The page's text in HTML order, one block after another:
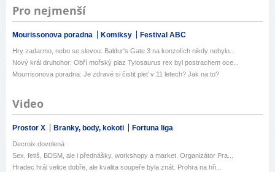
Pro nejmenší
Mourissonova poradna Komiksy Festival ABC
Hry zadarmo, nebo se slevou: Baldur's Gate 3 na konzolích nikdy nebylo...
Nový král druhohor: Obří mořský plaz Tylosaurus rex byl postrachem oce...
Mourrisonova poradna: Je zdravé si čistit pleť v 11 letech? Jak na to?
Video
Prostor X Branky, body, kokoti Fortuna liga
Decroix dovolená
Sex, fetiš, BDSM, ale i přednášky, workshopy a market. Organizátor Pra...
Hradec hrál velice dobře, ale kvalita soupeře byla znát. Prohra na hři...